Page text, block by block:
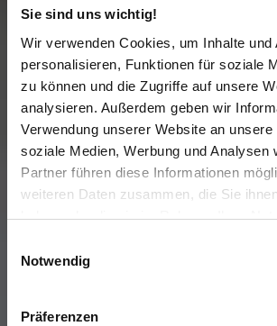
Sie sind uns wichtig!
Wir verwenden Cookies, um Inhalte und
personalisieren, Funktionen für soziale
zu können und die Zugriffe auf unsere
analysieren. Außerdem geben wir
Verwendung unserer Website an
soziale Medien, Werbung und Analysen
Partner führen diese Informationen
weiteren Daten zusammen, die Sie
haben oder die sie im Rahmen Ihrer
Bitte beachten Sie, dass einige der
Drittländer übermitteln können, in
Notwendig
Präferenzen
DOPPELHAUS
Haas D 112
Jetzt individualisieren